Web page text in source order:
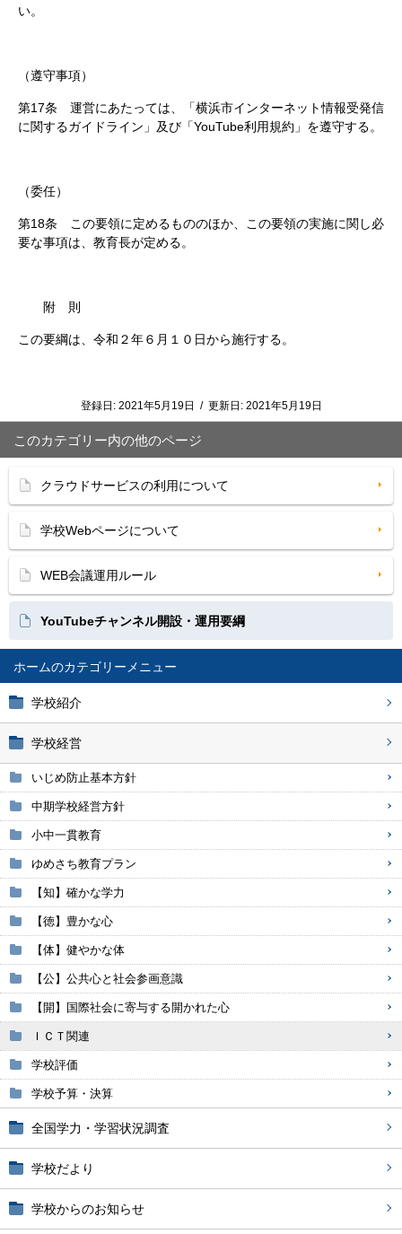
ホーム
学校紹介
学校経営
いじめ防止基本方針
中期学校経営方針
小中一貫教育
ゆめさち教育プラン
【知】確かな学力
【徳】豊かな心
【体】健やかな体
【公】公共心と社会参画意識
【開】国際社会に寄与する開かれた心
ＩＣＴ関連
学校評価
学校予算・決算
全国学力・学習状況調査
学校だより
学校からのお知らせ
い。
（遵守事項）
第17条 運営にあたっては、「横浜市インターネット情報受発信
に関するガイドライン」及び「YouTube利用規約」を遵守する。
（委任）
第18条 この要領に定めるもののほか、この要領の実施に関し必
要な事項は、教育長が定める。
附 則
この要綱は、令和２年６月１０日から施行する。
登録日: 2021年5月19日 / 更新日: 2021年5月19日
このカテゴリー内の他のページ
クラウドサービスの利用について
学校Webページについて
WEB会議運用ルール
YouTubeチャンネル開設・運用要綱